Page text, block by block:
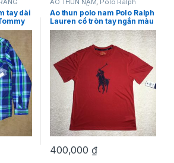
tay dài
Lauren THỜI TRANG NAM
Áo thun polo nam Polo Ralph
Lauren cổ tròn tay ngắn màu
đỏ size L chính hãng hàng
mỹ
400,000 ₫